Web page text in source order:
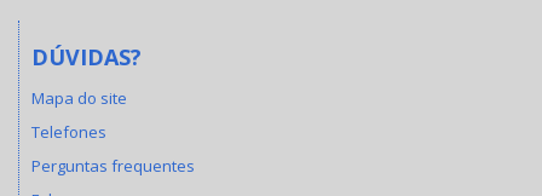
DÚVIDAS?
Mapa do site
Telefones
Perguntas frequentes